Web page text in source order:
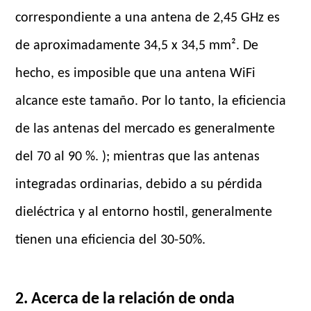
correspondiente a una antena de 2,45 GHz es
de aproximadamente 34,5 x 34,5 mm². De
hecho, es imposible que una antena WiFi
alcance este tamaño. Por lo tanto, la eficiencia
de las antenas del mercado es generalmente
del 70 al 90 %. ); mientras que las antenas
integradas ordinarias, debido a su pérdida
dieléctrica y al entorno hostil, generalmente
tienen una eficiencia del 30-50%.
2. Acerca de la relación de onda